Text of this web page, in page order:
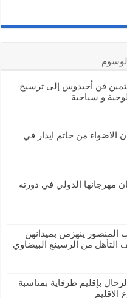
فن أحيدوس إلى ترسيخ
و سياحية
الاضواء من حاتم ايدار في
مهرجانها الدولي في دورته
المنصور ينهزمن بميدانهن
التأهل من الرسينغ البيضاوي
بإقليم طرفاية بمناسبة